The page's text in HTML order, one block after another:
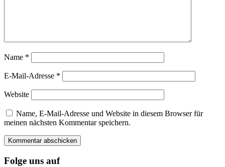
Name *
E-Mail-Adresse *
Website
Name, E-Mail-Adresse und Website in diesem Browser für
meinen nächsten Kommentar speichern.
Folge uns auf